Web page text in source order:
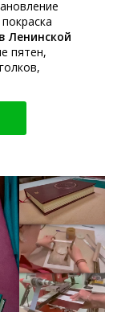
Ленинской
пятен,